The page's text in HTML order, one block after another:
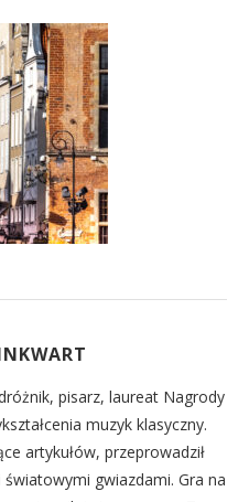
pisarz, laureat Nagrody
muzyk klasyczny.
artykułów, przeprowadził
gwiazdami. Gra na